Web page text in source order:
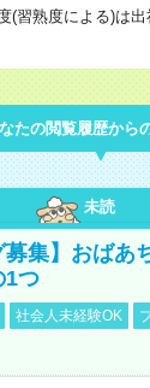
(習熟度による)は
たの閲覧履歴から
未読
募集】おばあ
1つ
社会人未経験OK